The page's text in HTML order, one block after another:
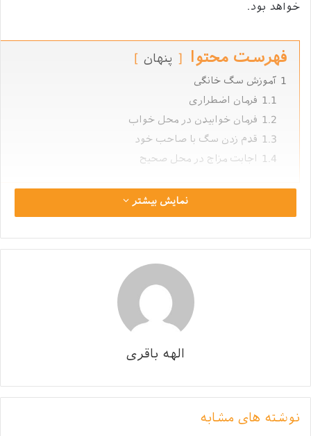
خواهد بود.
فهرست محتوا پنهان
1 آموزش سگ خانگی
1.1 فرمان اضطراری
1.2 فرمان خوابیدن در محل خواب
1.3 قدم زدن سگ با صاحب خود
1.4 اجابت مزاج در محل صحیح
آموزش سگ خانگی
برای آموزش سگ آپارتمانی بهتر است محیطی آرام و به دور
پس از انجام مراحل ابتدایی تربیت سگ خانگی
آموزش در کنار سایر افراد خانواده قرار دهید.
در حین تربیت سگ خانگی از خوراکی‌های تشویقی و نوازش
با پیشرفت تکنولوژی و طراحی اپلیکیشن پتیا امکان تهیه غذای
نمایش بیشتر
الهه باقری
نوشته های مشابه